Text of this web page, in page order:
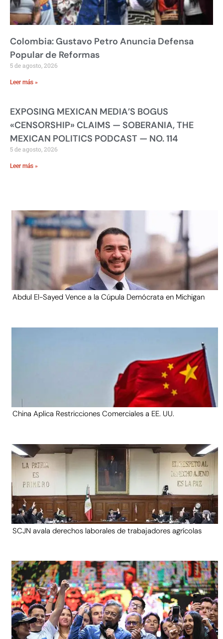
Colombia: Gustavo Petro Anuncia Defensa
Popular de Reformas
5 de agosto, 2026
Leer más »
EXPOSING MEXICAN MEDIA’S BOGUS
«CENSORSHIP» CLAIMS — SOBERANIA, THE
MEXICAN POLITICS PODCAST — NO. 114
5 de agosto, 2026
Leer más »
Abdul El-Sayed Vence a la Cúpula Demócrata en Michigan
China Aplica Restricciones Comerciales a EE. UU.
SCJN avala derechos laborales de trabajadores agrícolas